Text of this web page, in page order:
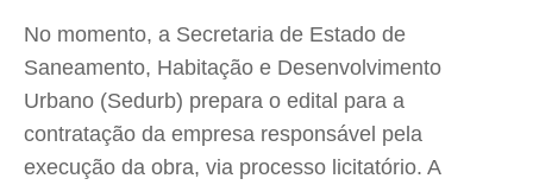
No momento, a Secretaria de Estado de
Saneamento, Habitação e Desenvolvimento
Urbano (Sedurb) prepara o edital para a
contratação da empresa responsável pela
execução da obra, via processo licitatório. A